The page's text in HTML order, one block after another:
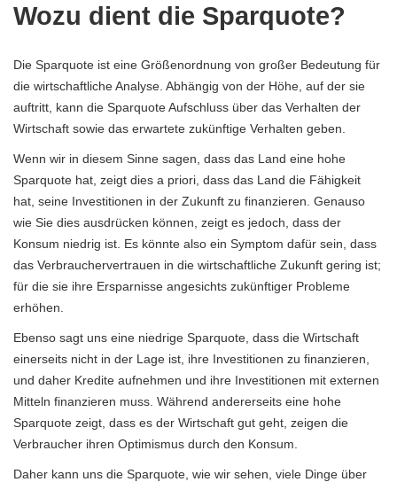
Wozu dient die Sparquote?
Die Sparquote ist eine Größenordnung von großer Bedeutung für
die wirtschaftliche Analyse. Abhängig von der Höhe, auf der sie
auftritt, kann die Sparquote Aufschluss über das Verhalten der
Wirtschaft sowie das erwartete zukünftige Verhalten geben.
Wenn wir in diesem Sinne sagen, dass das Land eine hohe
Sparquote hat, zeigt dies a priori, dass das Land die Fähigkeit
hat, seine Investitionen in der Zukunft zu finanzieren. Genauso
wie Sie dies ausdrücken können, zeigt es jedoch, dass der
Konsum niedrig ist. Es könnte also ein Symptom dafür sein, dass
das Verbrauchervertrauen in die wirtschaftliche Zukunft gering ist;
für die sie ihre Ersparnisse angesichts zukünftiger Probleme
erhöhen.
Ebenso sagt uns eine niedrige Sparquote, dass die Wirtschaft
einerseits nicht in der Lage ist, ihre Investitionen zu finanzieren,
und daher Kredite aufnehmen und ihre Investitionen mit externen
Mitteln finanzieren muss. Während andererseits eine hohe
Sparquote zeigt, dass es der Wirtschaft gut geht, zeigen die
Verbraucher ihren Optimismus durch den Konsum.
Daher kann uns die Sparquote, wie wir sehen, viele Dinge über